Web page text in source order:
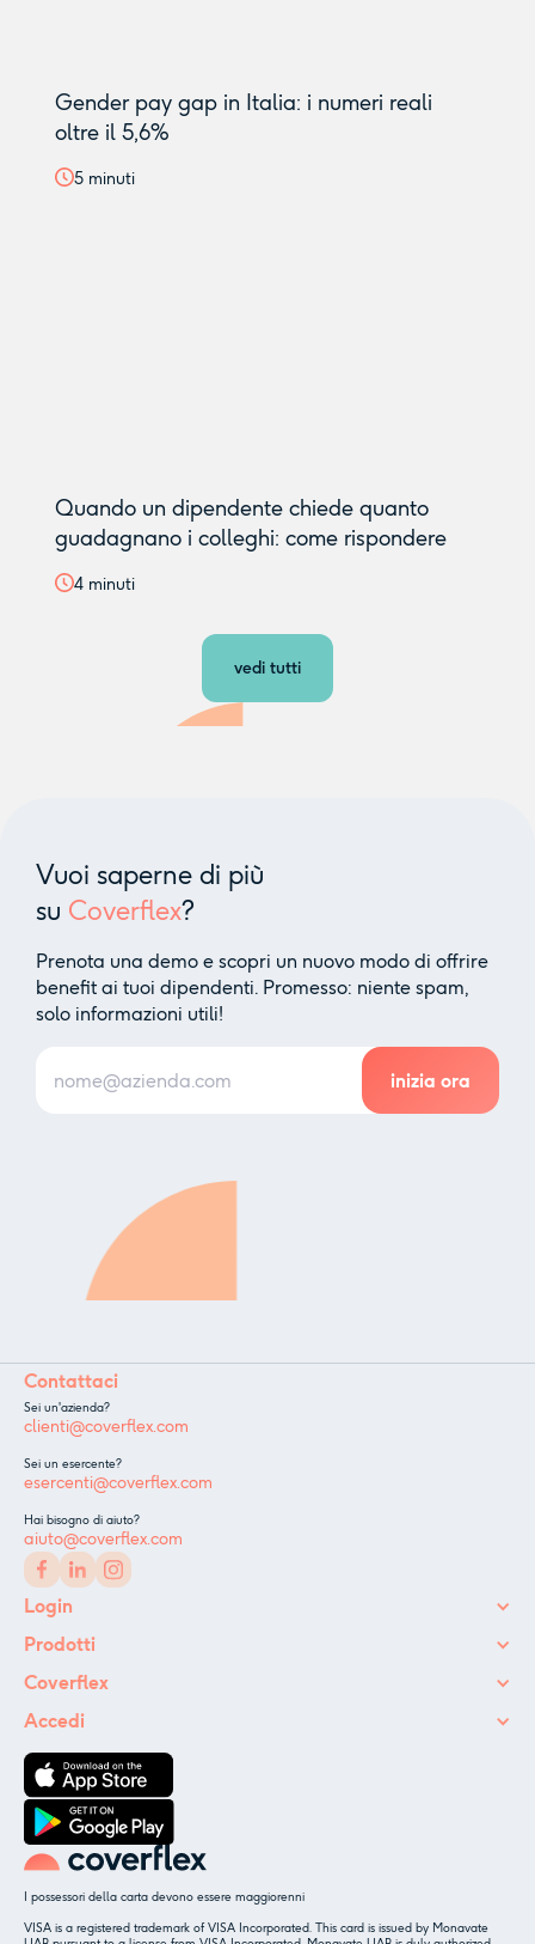
Gender pay gap in Italia: i numeri reali
oltre il 5,6%
5minuti
Quando un dipendente chiede quanto
guadagnano i colleghi: come rispondere
4minuti
vedi tutti
Vuoi saperne di più
su Coverflex?
Prenota una demo e scopri un nuovo modo di offrire
benefit ai tuoi dipendenti. Promesso: niente spam,
solo informazioni utili!
Contattaci
Sei un'azienda?
clienti@coverflex.com
Sei un esercente?
esercenti@coverflex.com
Hai bisogno di aiuto?
aiuto@coverflex.com
Login
Prodotti
Coverflex
Accedi
I possessori della carta devono essere maggiorenni
VISA is a registered trademark of VISA Incorporated. This card is issued by Monavate